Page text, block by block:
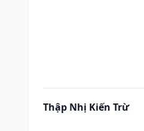
Thập Nhị Kiến Trừ